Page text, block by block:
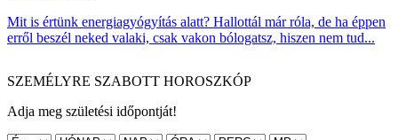
Mit is értünk energiagyógyítás alatt? Hallottál már róla, de ha éppen
erről beszél neked valaki, csak vakon bólogatsz, hiszen nem tud...
SZEMÉLYRE SZABOTT HOROSZKÓP
Adja meg születési időpontját!